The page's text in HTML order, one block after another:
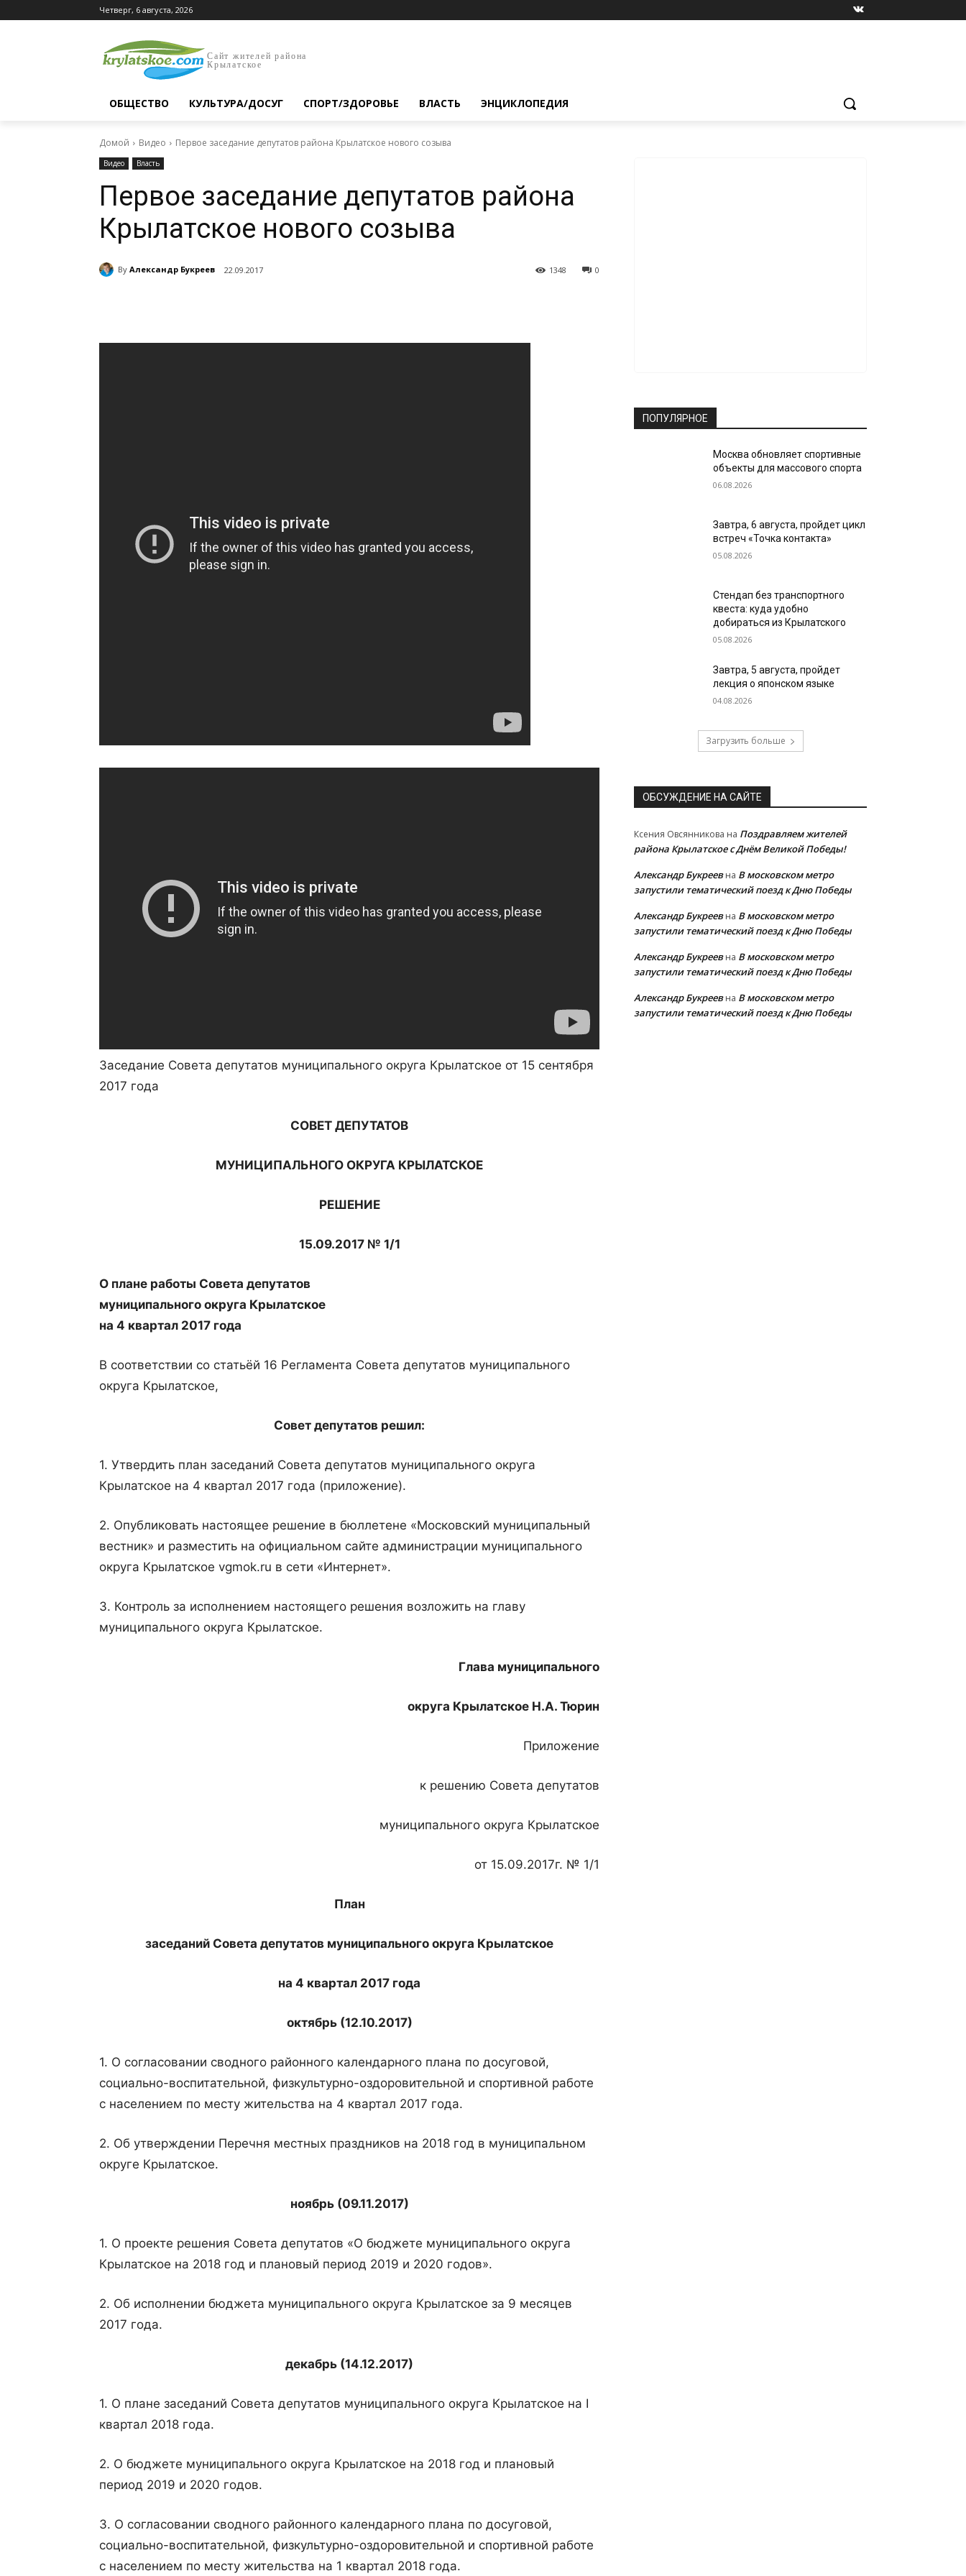
Четверг, 6 августа, 2026
Сайт жителей района
Крылатское
ОБЩЕСТВО КУЛЬТУРА/ДОСУГ СПОРТ/ЗДОРОВЬЕ ВЛАСТЬ ЭНЦИКЛОПЕДИЯ
Домой Видео Первое заседание депутатов района Крылатское нового созыва
Видео Власть
Первое заседание депутатов района
Крылатское нового созыва
By Александр Букреев 22.09.2017 0
1348
Заседание Совета депутатов муниципального округа Крылатское от 15 сентября
2017 года
СОВЕТ ДЕПУТАТОВ
МУНИЦИПАЛЬНОГО ОКРУГА КРЫЛАТСКОЕ
РЕШЕНИЕ
15.09.2017 № 1/1
О плане работы Совета депутатов
муниципального округа Крылатское
на 4 квартал 2017 года
В соответствии со статьёй 16 Регламента Совета депутатов муниципального
округа Крылатское,
Совет депутатов решил:
1. Утвердить план заседаний Совета депутатов муниципального округа
Крылатское на 4 квартал 2017 года (приложение).
2. Опубликовать настоящее решение в бюллетене «Московский муниципальный
вестник» и разместить на официальном сайте администрации муниципального
округа Крылатское vgmok.ru в сети «Интернет».
3. Контроль за исполнением настоящего решения возложить на главу
муниципального округа Крылатское.
Глава муниципального
округа Крылатское Н.А. Тюрин
Приложение
к решению Совета депутатов
муниципального округа Крылатское
от 15.09.2017г. № 1/1
План
заседаний Совета депутатов муниципального округа Крылатское
на 4 квартал 2017 года
октябрь (12.10.2017)
1. О согласовании сводного районного календарного плана по досуговой,
социально-воспитательной, физкультурно-оздоровительной и спортивной работе
с населением по месту жительства на 4 квартал 2017 года.
2. Об утверждении Перечня местных праздников на 2018 год в муниципальном
округе Крылатское.
ноябрь (09.11.2017)
1. О проекте решения Совета депутатов «О бюджете муниципального округа
Крылатское на 2018 год и плановый период 2019 и 2020 годов».
2. Об исполнении бюджета муниципального округа Крылатское за 9 месяцев
2017 года.
декабрь (14.12.2017)
1. О плане заседаний Совета депутатов муниципального округа Крылатское на I
квартал 2018 года.
2. О бюджете муниципального округа Крылатское на 2018 год и плановый
период 2019 и 2020 годов.
3. О согласовании сводного районного календарного плана по досуговой,
социально-воспитательной, физкультурно-оздоровительной и спортивной работе
с населением по месту жительства на 1 квартал 2018 года.
ПОПУЛЯРНОЕ
Москва обновляет спортивные
объекты для массового спорта
06.08.2026
Завтра, 6 августа, пройдет цикл
встреч «Точка контакта»
05.08.2026
Стендап без транспортного
квеста: куда удобно
добираться из Крылатского
05.08.2026
Завтра, 5 августа, пройдет
лекция о японском языке
04.08.2026
Загрузить больше
ОБСУЖДЕНИЕ НА САЙТЕ
Ксения Овсянникова на Поздравляем жителей
района Крылатское с Днём Великой Победы!
Александр Букреевна В московском метро
запустили тематический поезд к Дню Победы
Александр Букреевна В московском метро
запустили тематический поезд к Дню Победы
Александр Букреевна В московском метро
запустили тематический поезд к Дню Победы
Александр Букреевна В московском метро
запустили тематический поезд к Дню Победы